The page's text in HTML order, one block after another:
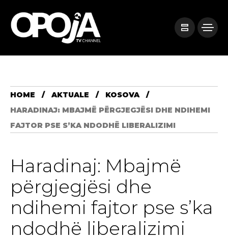
HOME AKTUALE
KOSOVA
HARADINAJ: MBAJMË PËRGJEGJËSI DHE NDIHEMI
FAJTOR PSE S’KA NDODHË LIBERALIZIMI
Haradinaj: Mbajmë
përgjegjësi dhe
ndihemi fajtor pse s’ka
ndodhë liberalizimi